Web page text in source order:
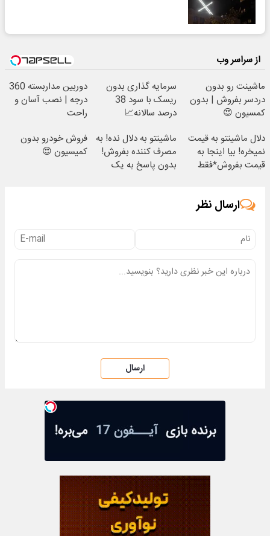
از سراسر وب
ماشینت رو بدون
دردسر بفروش | بدون
کمسیون 😍
سرمایه گذاری بدون
ریسک با سود 38
درصد سالانه📈
دوربین مداربسته 360
درجه | نصب آسان و
راحت
دلال ماشینتو به قیمت
نمیخره! بیا اینجا به
قیمت بفروش*فقط
ماشینتو به دلال نده! به
مصرف کننده بفروش!
بدون پاسخ به یک
فروش خودرو بدون
کمیسیون 😍
ارسال نظر
ارسال